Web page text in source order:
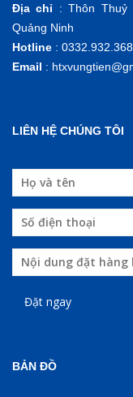
Địa chỉ : Thôn Thuỷ
Quảng Ninh
Hotline : 0332.932.368
Email :
LIÊN HỆ CHÚNG TÔI
BẢN ĐỒ